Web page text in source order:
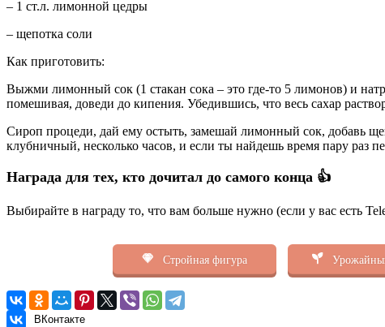
– 1 ст.л. лимонной цедры
– щепотка соли
Как приготовить:
Выжми лимонный сок (1 стакан сока – это где-то 5 лимонов) и
помешивая, доведи до кипения. Убедившись, что весь сахар
Сироп процеди, дай ему остыть, замешай лимонный сок, добавь
клубничный, несколько часов, и если ты найдешь время пару раз
Награда для тех, кто дочитал до самого конца 👍
Выбирайте в награду то, что вам больше нужно (если у вас есть
Стройная фигура
ВКонтакте